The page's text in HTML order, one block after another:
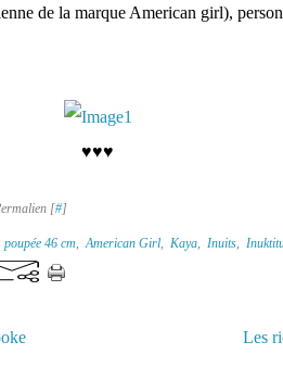
de la marque American girl),
♥♥♥
[#]
poupée 46 cm,American Girl, Kaya, Inuits,
Les